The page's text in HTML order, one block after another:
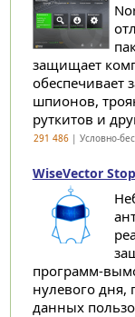
защищает
обеспечивает
шпионов,
руткитов и
291 486| Условно-
WiseVector
программ-
нулевого дня,
данных